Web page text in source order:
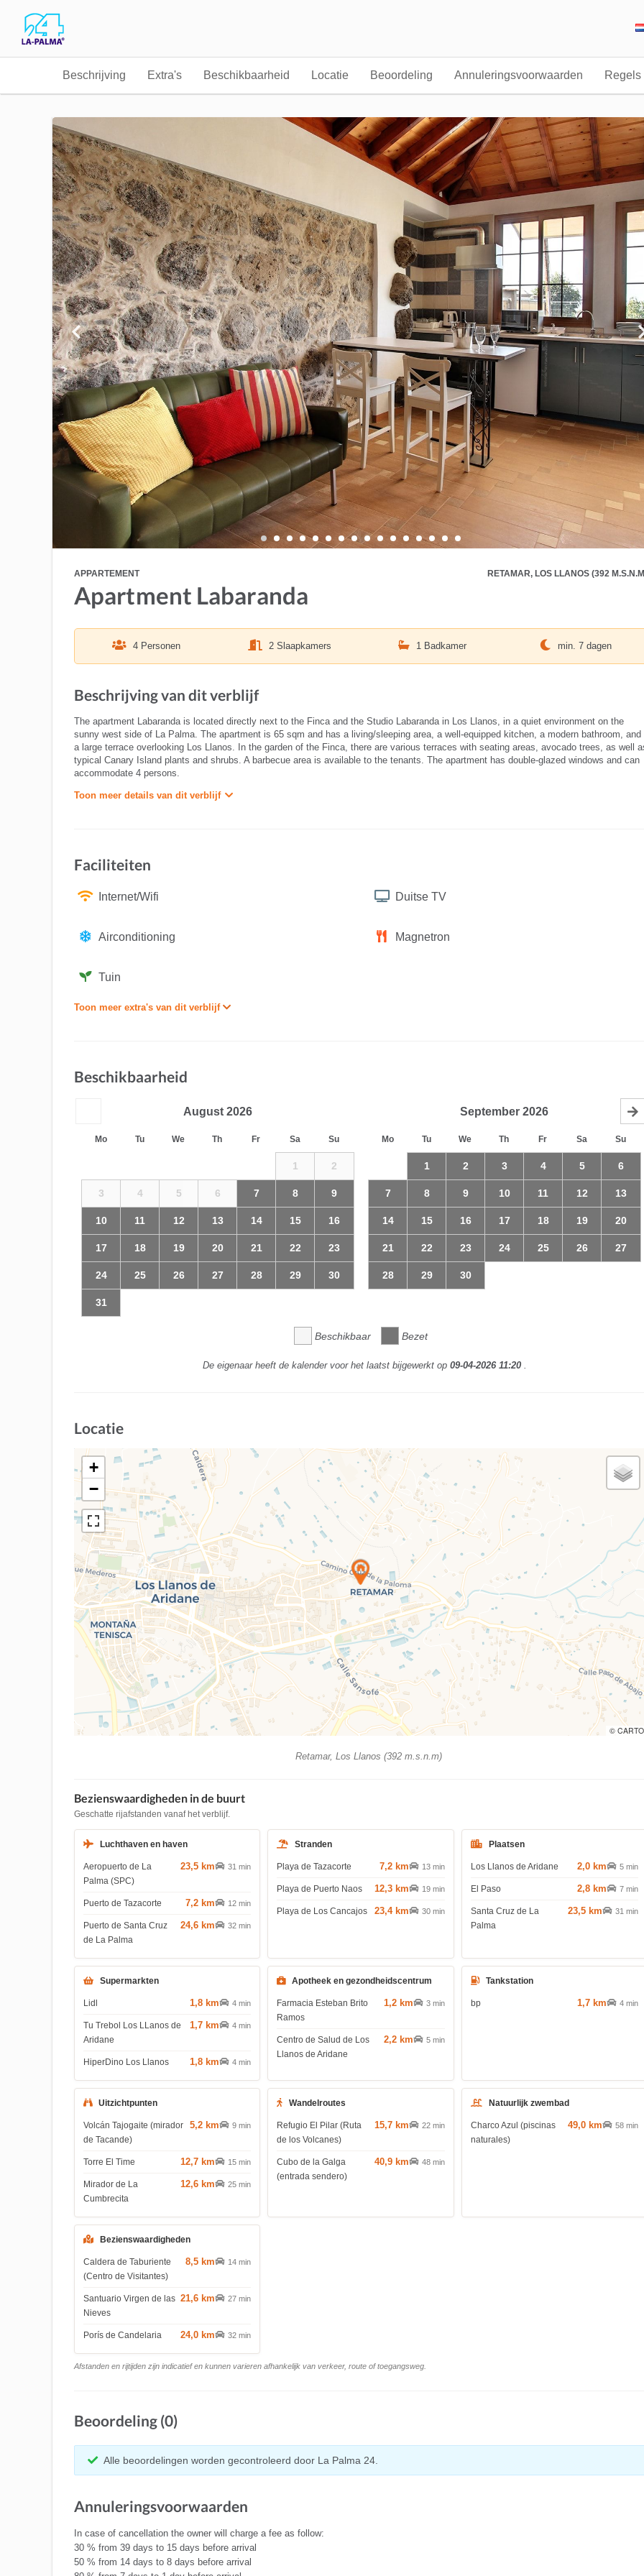
Beschrijving Extra's Beschikbaarheid Locatie Beoordeling Annuleringsvoorwaarden Regels
APPARTEMENT RETAMAR, LOS LLANOS (392
Apartment Labaranda
4 Personen 2 Slaapkamers 1 Badkamer min. 7 dagen
Beschrijving van dit verblijf
The apartment Labaranda is located directly next to the Finca and the Studio Labaranda in Los Llanos, in a quiet environment on the
sunny west side of La Palma. The apartment is 65 sqm and has a living/sleeping area, a well-equipped kitchen, a modern bathroom, and
a large terrace overlooking Los Llanos. In the garden of the Finca, there are various terraces with seating areas, avocado trees, as well
typical Canary Island plants and shrubs. A barbecue area is available to the tenants. The apartment has double-glazed windows and can
accommodate 4 persons.
Toon meer details van dit verblijf
Faciliteiten
Internet/Wifi Duitse TV
Airconditioning Magnetron
Tuin
Toon meer extra's van dit verblijf
Beschikbaarheid
August 2026
Mo Tu We Th Fr Sa Su
1 2
3 4 5 6 7 8 9
10 11 12 13 14 15 16
17 18 19 20 21 22 23
24 25 26 27 28 29 30
31
September 2026
Mo Tu We Th Fr Sa Su
1 2 3 4 5 6
7 8 9 10 11 12 13
14 15 16 17 18 19 20
21 22 23 24 25 26 27
28 29 30
Beschikbaar Bezet
De eigenaar heeft de kalender voor het laatst bijgewerkt op 09-04-2026 11:20 .
Locatie
+
−
© CARTO
Retamar, Los Llanos (392 m.s.n.m)
Bezienswaardigheden in de buurt
Geschatte rijafstanden vanaf het verblijf.
Luchthaven en haven
Aeropuerto de La
Palma (SPC)
23,5 km 31 min
Puerto de Tazacorte 7,2 km 12 min
Puerto de Santa Cruz
de La Palma
24,6 km 32 min
Stranden
Playa de Tazacorte 7,2 km 13 min
Playa de Puerto Naos 12,3 km 19 min
Playa de Los Cancajos 23,4 km 30 min
Plaatsen
Los Llanos de Aridane 2,0 km 5 min
El Paso 2,8 km 7 min
Santa Cruz de La
Palma
23,5 km 31 min
Supermarkten
Lidl 1,8 km 4 min
Tu Trebol Los LLanos de
Aridane
1,7 km 4 min
HiperDino Los Llanos 1,8 km 4 min
Apotheek en gezondheidscentrum
Farmacia Esteban Brito
Ramos
1,2 km 3 min
Centro de Salud de Los
Llanos de Aridane
2,2 km 5 min
Tankstation
bp 1,7 km 4 min
Uitzichtpunten
Volcán Tajogaite (mirador
de Tacande)
5,2 km 9 min
Torre El Time 12,7 km 15 min
Mirador de La
Cumbrecita
12,6 km 25 min
Wandelroutes
Refugio El Pilar (Ruta
de los Volcanes)
15,7 km 22 min
Cubo de la Galga
(entrada sendero)
40,9 km 48 min
Natuurlijk zwembad
Charco Azul (piscinas
naturales)
49,0 km 58 min
Bezienswaardigheden
Caldera de Taburiente
(Centro de Visitantes)
8,5 km 14 min
Santuario Virgen de las
Nieves
21,6 km 27 min
Porís de Candelaria 24,0 km 32 min
Afstanden en rijtijden zijn indicatief en kunnen varieren afhankelijk van verkeer, route of toegangsweg.
Beoordeling (0)
Alle beoordelingen worden gecontroleerd door La Palma 24.
Annuleringsvoorwaarden
In case of cancellation the owner will charge a fee as follow:
30 % from 39 days to 15 days before arrival
50 % from 14 days to 8 days before arrival